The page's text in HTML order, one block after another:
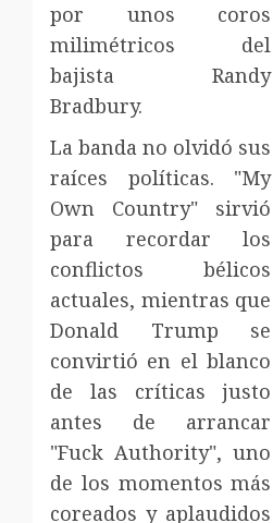
por unos coros
milimétricos del
bajista Randy
Bradbury.
La banda no olvidó sus
raíces políticas. "My
Own Country" sirvió
para recordar los
conflictos bélicos
actuales, mientras que
Donald Trump se
convirtió en el blanco
de las críticas justo
antes de arrancar
"Fuck Authority", uno
de los momentos más
coreados y aplaudidos